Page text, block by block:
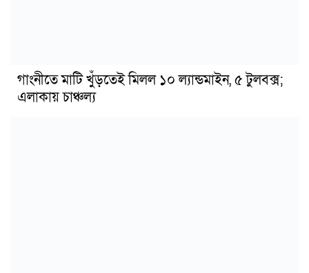
গাংনীতে মাটি খুঁড়তেই মিলল ১০ ল্যান্ডমাইন, ৫ টুলবক্স;
এলাকায় চাঞ্চল্য